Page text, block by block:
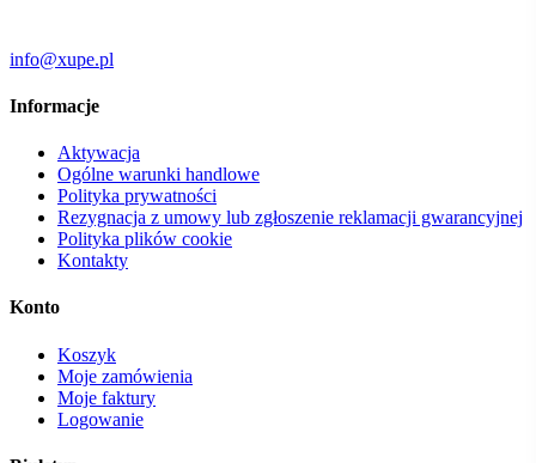
info@xupe.pl
Informacje
Aktywacja
Ogólne warunki handlowe
Polityka prywatności
Rezygnacja z umowy lub zgłoszenie reklamacji gwarancyjnej
Polityka plików cookie
Kontakty
Konto
Koszyk
Moje zamówienia
Moje faktury
Logowanie